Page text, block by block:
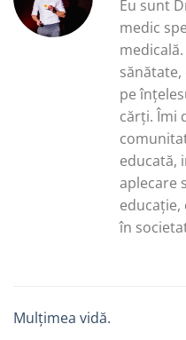
Eu sunt
medic
pe
cărți. Îmi
educată,
aplecare
educație,
în
Mulțimea vidă.